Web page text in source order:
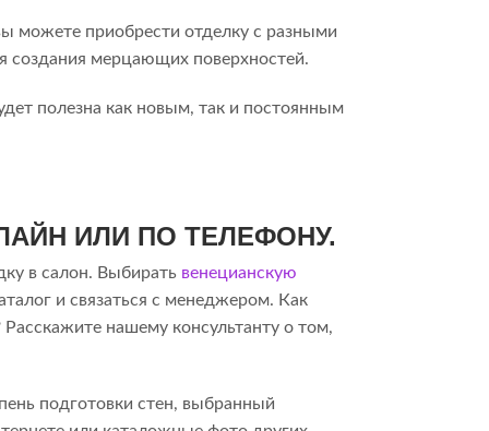
можете приобрести отделку с разными
создания мерцающих поверхностей.
полезна как новым, так и постоянным
ИЛИ ПО ТЕЛЕФОНУ.
в салон. Выбирать венецианскую
и связаться с менеджером. Как
нашему консультанту о том,
подготовки стен, выбранный